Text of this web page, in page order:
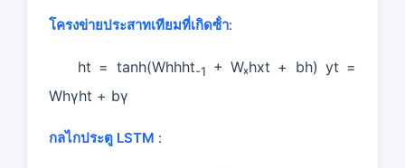
โครงข่ายประสาทเทียมที่เกิดซ้ํา:
ht = tanh(Whhht-1
+ Wₓhxt + bh) yt =
Whγht + bγ
กลไกประตู LSTM :